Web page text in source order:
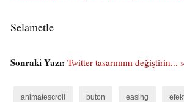
Selametle
Sonraki Yazı: Twitter tasarımını değiştirin... »
animatescroll buton easing